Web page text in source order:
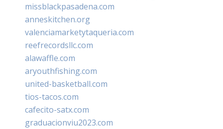
missblackpasadena.com
anneskitchen.org
valenciamarketytaqueria.com
reefrecordsllc.com
alawaffle.com
aryouthfishing.com
united-basketball.com
tios-tacos.com
cafecito-satx.com
graduacionviu2023.com